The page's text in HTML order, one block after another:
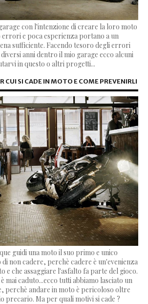
con l'intenzione di creare la loro moto
errori e poca esperienza portano a un
sufficiente. Facendo tesoro degli errori
anni dentro il mio garage ecco alcuni
in questo o altri progetti...
CUI SI CADE IN MOTO E COME PREVENIRLI
guidi una moto il suo primo e unico
non cadere, perchè cadere è un'evenienza
e che assaggiare l'asfalto fa parte del gioco.
mai caduto...ecco tutti abbiamo lasciato un
perchè andare in moto è pericoloso oltre
precario. Ma per quali motivi si cade ?